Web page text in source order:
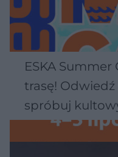
ESKA Summer
trasę!
spróbuj
Wawelu